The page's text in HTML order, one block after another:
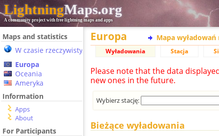
LightningMaps.org
A community project with free lightning maps and apps
Maps and statistics
W czasie rzeczywistym
Europa
Oceania
Ameryka
Information
Apps
About
For Participants
Europa Mapa wyładowań
Wyładowania Stacja
Please note that the data
new ones in the future.
Wybierz stację:
Bieżące wyładowania